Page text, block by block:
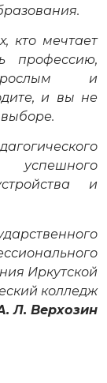
кто мечтает
профессию,
и
и вы не
успешного
и
Иркутской
колледж
Л. Верхозин